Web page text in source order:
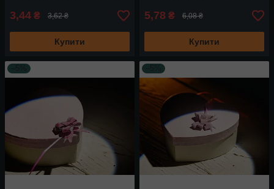
3,44 ₴ 3,62 ₴
Купити
5,78 ₴ 6,08 ₴
Купити